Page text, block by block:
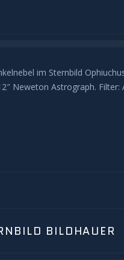
im Sternbild
Neweton Astrograph.
BILDHAUER